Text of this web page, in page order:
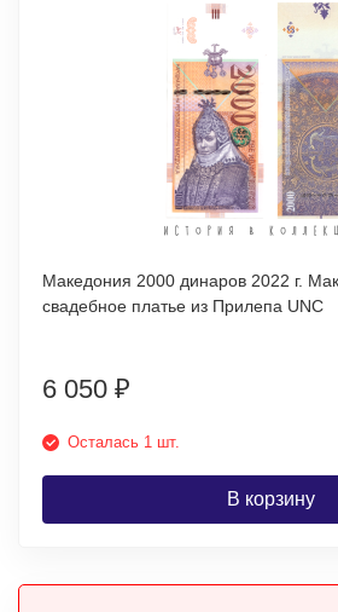
Македония 2000 динаров 2022 г.
свадебное платье из Прилепа UNC
6 050 ₽
Осталась 1 шт.
В корзину